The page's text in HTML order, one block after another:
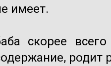
имеет.
скорее
родит